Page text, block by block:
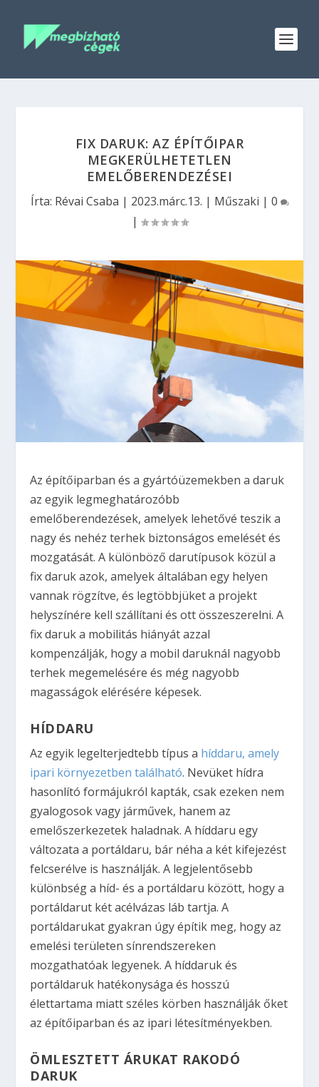
FIX DARUK: AZ ÉPÍTŐIPAR
MEGKERÜLHETETLEN
EMELŐBERENDEZÉSEI
Írta: Révai Csaba | 2023.márc.13. | Műszaki | 0
|
Az építőiparban és a gyártóüzemekben a daruk
az egyik legmeghatározóbb
emelőberendezések, amelyek lehetővé teszik a
nagy és nehéz terhek biztonságos emelését és
mozgatását. A különböző darutípusok közül a
fix daruk azok, amelyek általában egy helyen
vannak rögzítve, és legtöbbjüket a projekt
helyszínére kell szállítani és ott összeszerelni. A
fix daruk a mobilitás hiányát azzal
kompenzálják, hogy a mobil daruknál nagyobb
terhek megemelésére és még nagyobb
magasságok elérésére képesek.
HÍDDARU
Az egyik legelterjedtebb típus a híddaru, amely
ipari környezetben található. Nevüket hídra
hasonlító formájukról kapták, csak ezeken nem
gyalogosok vagy járművek, hanem az
emelőszerkezetek haladnak. A híddaru egy
változata a portáldaru, bár néha a két kifejezést
felcserélve is használják. A legjelentősebb
különbség a híd- és a portáldaru között, hogy a
portáldarut két acélvázas láb tartja. A
portáldarukat gyakran úgy építik meg, hogy az
emelési területen sínrendszereken
mozgathatóak legyenek. A híddaruk és
portáldaruk hatékonysága és hosszú
élettartama miatt széles körben használják őket
az építőiparban és az ipari létesítményekben.
ÖMLESZTETT ÁRUKAT RAKODÓ
DARUK